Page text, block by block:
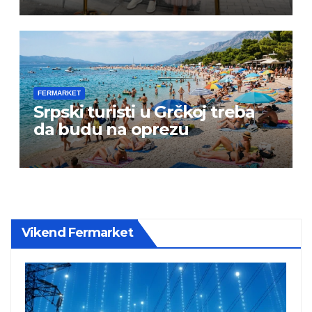
FERMARKET
Srpski turisti u Grčkoj treba
da budu na oprezu
Vikend Fermarket